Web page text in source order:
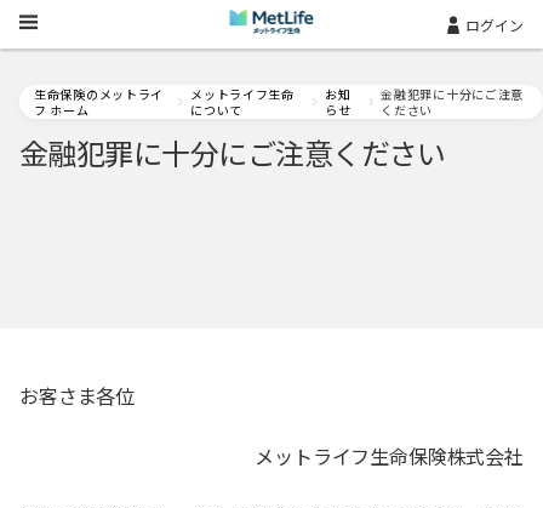
Skip Navigation ログイン
生命保険のメットライ
フ ホーム
メットライフ生命
について
お知
らせ
金融犯罪に十分にご注意
ください
金融犯罪に十分にご注意ください
お客さま各位
メットライフ生命保険株式会社